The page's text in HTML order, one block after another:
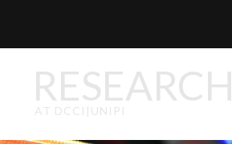
RESEARCH
AT DCCI|UNIPI